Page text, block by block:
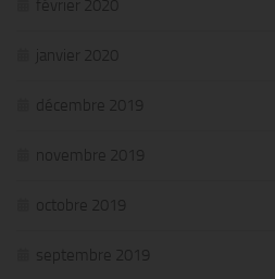
février 2020
janvier 2020
décembre 2019
novembre 2019
octobre 2019
septembre 2019